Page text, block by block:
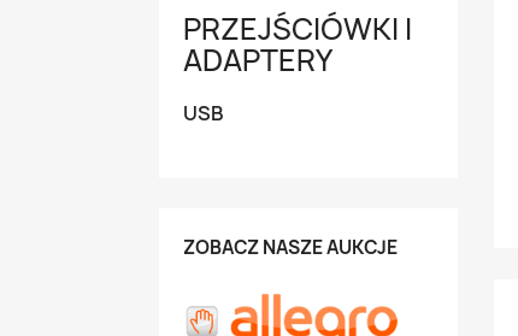
PRZEJŚCIÓWKI I
ADAPTERY
USB
ZOBACZ NASZE AUKCJE